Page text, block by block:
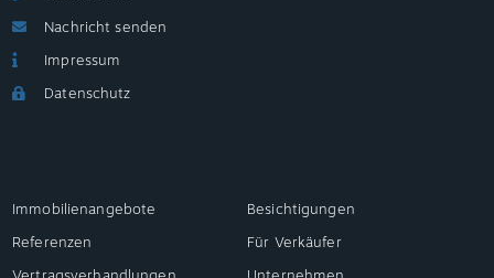
Nachricht senden
Impressum
Datenschutz
Immobilienangebote
Besichtigungen
Referenzen
Für Verkäufer